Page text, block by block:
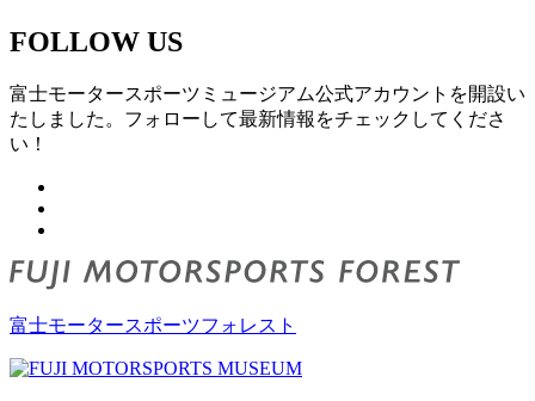
FOLLOW US
富士モータースポーツミュージアム公式アカウントを開設い
たしました。フォローして最新情報をチェックしてくださ
い！
富士モータースポーツフォレスト